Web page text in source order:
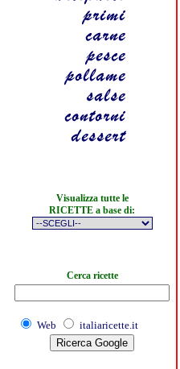
Visualizza tutte le
RICETTE a base di:
Cerca ricette
Web italiaricette.it